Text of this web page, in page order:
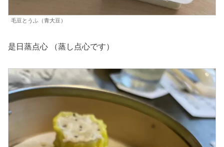
毛豆とうふ（青大豆）
是日蒸点心 （蒸し点心です）